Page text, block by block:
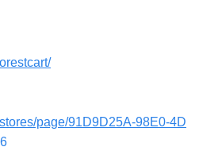
page/91D9D25A-98E0-4D